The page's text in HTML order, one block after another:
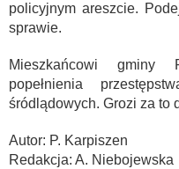
policyjnym areszcie.
sprawie.
Mieszkańcowi gminy
popełnienia
śródlądowych. Grozi za to
Autor: P. Karpiszen
Redakcja: A. Niebojewska